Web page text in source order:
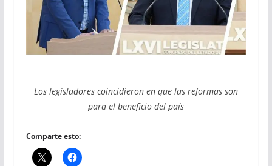
Los legisladores coincidieron en que las reformas son
para el beneficio del país
Comparte esto: